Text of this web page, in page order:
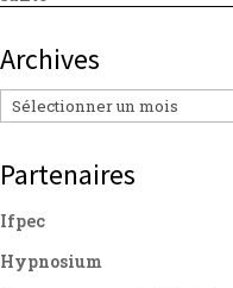
Archives
Archives
Partenaires
Ifpec
Hypnosium